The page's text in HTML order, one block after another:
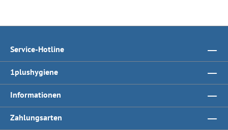
Service-Hotline
1plushygiene
Informationen
Zahlungsarten